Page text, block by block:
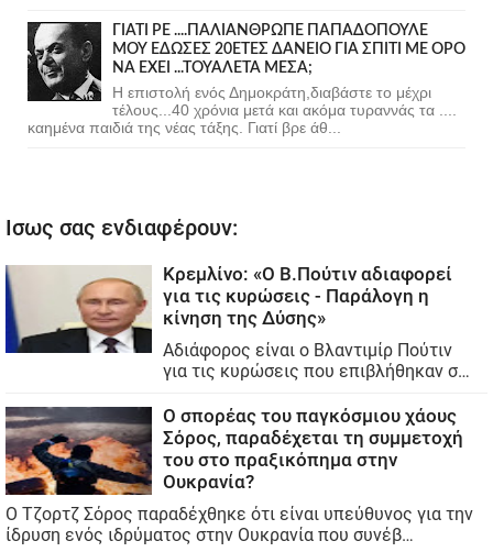
ΓΙΑΤΙ ΡΕ ....ΠΑΛΙΑΝΘΡΩΠΕ ΠΑΠΑΔΟΠΟΥΛΕ
ΜΟΥ ΕΔΩΣΕΣ 20ΕΤΕΣ ΔΑΝΕΙΟ ΓΙΑ ΣΠΙΤΙ ΜΕ ΟΡΟ
ΝΑ ΕΧΕΙ ...ΤΟΥΑΛΕΤΑ ΜΕΣΑ;
Η επιστολή ενός Δημοκράτη,διαβάστε το μέχρι
τέλους...40 χρόνια μετά και ακόμα τυραννάς τα ....
καημένα παιδιά της νέας τάξης. Γιατί βρε άθ...